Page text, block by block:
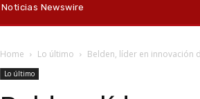
Noticias Newswire
Home Lo último Belden, líder en innovación
Lo último